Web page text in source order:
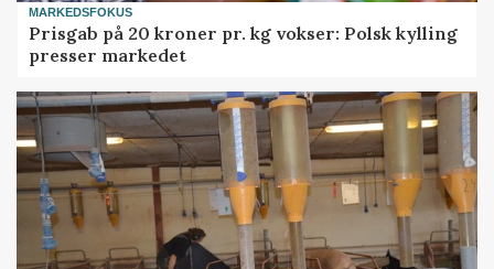
MARKEDSFOKUS
Prisgab på 20 kroner pr. kg vokser: Polsk kylling
presser markedet